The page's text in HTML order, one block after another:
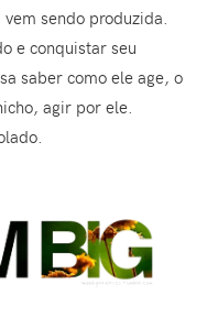
sendo produzida.
e conquistar seu
saber como ele age, o
agir por ele.